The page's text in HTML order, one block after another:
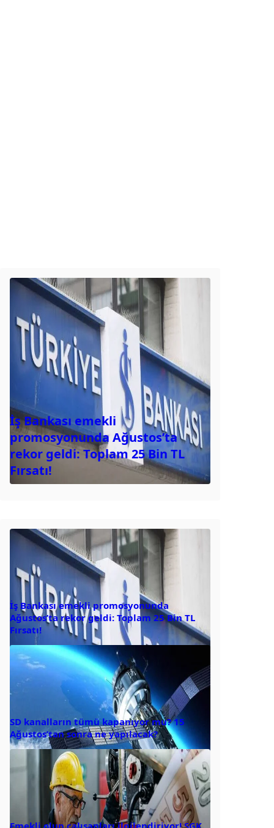
İş Bankası emekli
promosyonunda Ağustos’ta
rekor geldi: Toplam 25 Bin TL
Fırsatı!
İş Bankası emekli promosyonunda
Ağustos’ta rekor geldi: Toplam 25 Bin TL
Fırsatı!
SD kanalların tümü kapanıyor mu? 15
Ağustos’tan sonra ne yapılacak?
Emekli olup çalışanları ilgilendiriyor! SGK